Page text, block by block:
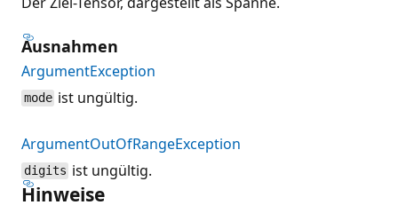
Ausnahmen
ArgumentException
mode ist ungültig.
ArgumentOutOfRangeException
digits ist ungültig.
Hinweise